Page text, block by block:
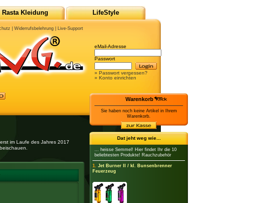
im Laufe des Jahres 2017
Warenkorb
Sie haben noch keine Artikel in Ihrem
Warenkorb.
Dat jeht weg wie...
... heisse Semmel! Hier findet Ihr die 10
beliebtesten Produkte! Rauchzubehör
1. Jet Burner II / kl. Bunsenbrenner
Feuerzeug
Rasta Kleidung LifeStyle
eMail-Adresse
Passwort
» Passwort vergessen?
» Konto einrichten
Widerrufsbelehrung| Live-Support